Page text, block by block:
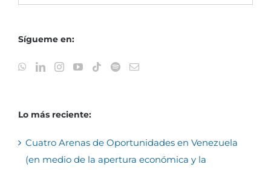
Sígueme en:
Lo más reciente:
Cuatro Arenas de Oportunidades en Venezuela
(en medio de la apertura económica y la